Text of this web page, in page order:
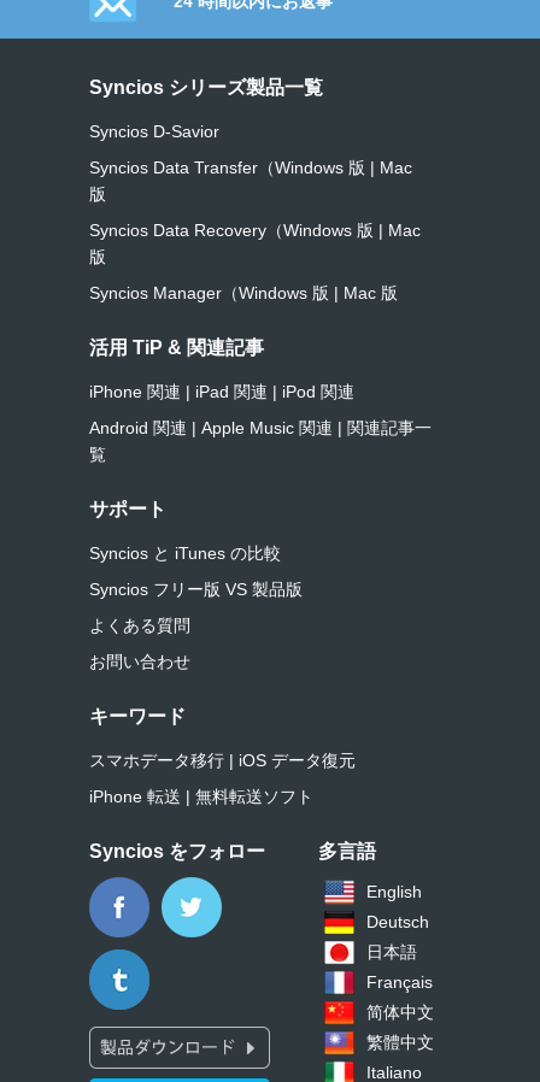
Syncios シリーズ製品一覧
Syncios D-Savior
Syncios Data Transfer（Windows 版 | Mac
版
Syncios Data Recovery（Windows 版 | Mac
版
Syncios Manager（Windows 版 | Mac 版
活用 TiP & 関連記事
iPhone 関連 | iPad 関連 | iPod 関連
Android 関連 | Apple Music 関連 | 関連記事一
覧
サポート
Syncios と iTunes の比較
Syncios フリー版 VS 製品版
よくある質問
お問い合わせ
キーワード
スマホデータ移行 | iOS データ復元
iPhone 転送 | 無料転送ソフト
Syncios をフォロー 多言語
English
Deutsch
日本語
Français
简体中文
繁體中文
Italiano